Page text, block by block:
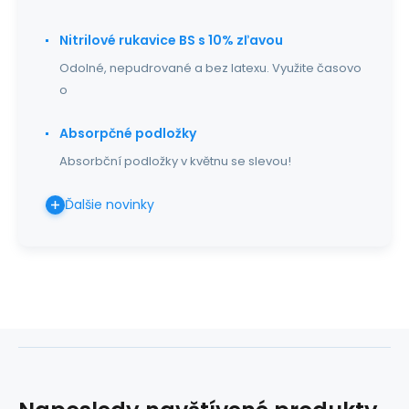
Nitrilové rukavice BS s 10% zľavou
Odolné, nepudrované a bez latexu. Využite časovo
o
Absorpčné podložky
Absorbční podložky v květnu se slevou!
Ďalšie novinky